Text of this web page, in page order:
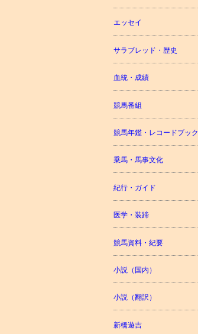
エッセイ
サラブレッド・歴史
血統・成績
競馬番組
競馬年鑑・レコードブック
乗馬・馬事文化
紀行・ガイド
医学・装蹄
競馬資料・紀要
小説（国内）
小説（翻訳）
新橋遊吉